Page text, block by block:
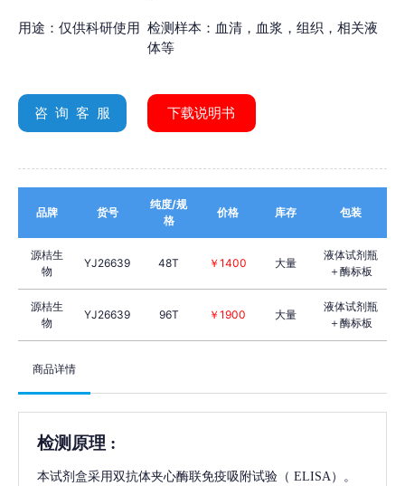
用途：仅供科研使用 检测样本：血清，血浆，组织，相关液
体等
咨 询 客 服 下载说明书
品牌 货号
纯度/规
格
价格 库存 包装
源桔生
物
YJ26639 48T ￥1400 大量
液体试剂瓶
＋酶标板
源桔生
物
YJ26639 96T ￥1900 大量
液体试剂瓶
＋酶标板
商品详情
检测原理 :
本试剂盒采用双抗体夹心酶联免疫吸附试验（ ELISA）。